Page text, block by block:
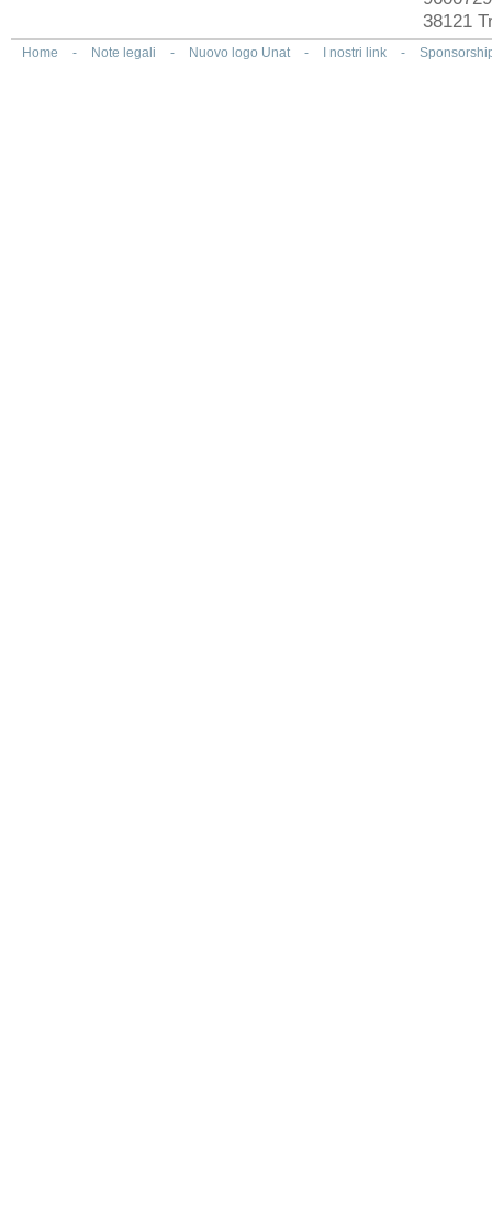
38121
Home - Note legali - Nuovo logo Unat - I nostri link -